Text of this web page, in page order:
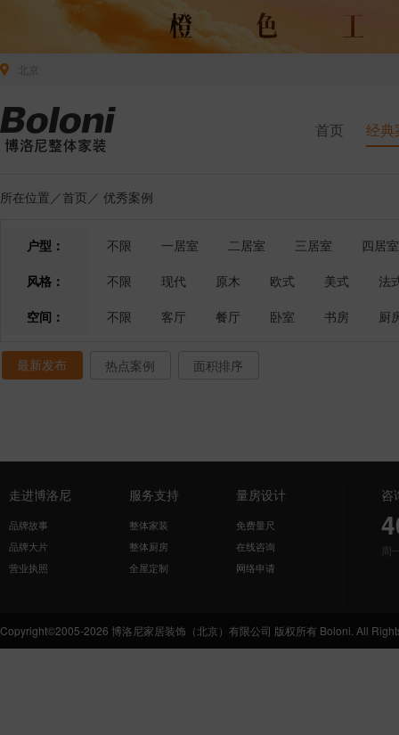
首页 经典
所在位置／首页 ／ 优秀案例
户型： 不限 一居室 二居室 三居室
四居室
风格：
不限 现代 原木 欧式 美式
法
空间：
不限 客厅 餐厅 卧室 书房 厨
最新发布 热点案例 面积排序
走进博洛尼
品牌故事
品牌大片
营业执照
服务支持
整体家装
整体厨房
全屋定制
量房设计
免费量尺
在线咨询
网络申请
咨
周
Copyright©2005-2026 博洛尼家居装饰（北京）有限公司 版权所有 Boloni. All